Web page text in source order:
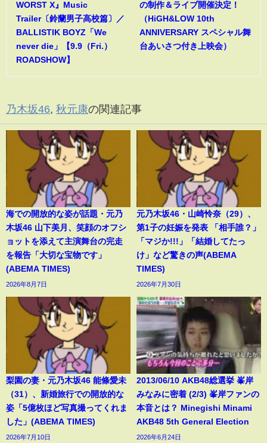
WORST X』Music
Trailer〔鈴蘭男子高校篇〕／
BALLISTIK BOYZ「We
never die」【9.9（Fri.）
ROADSHOW】
の制作＆ライブ開催決定！
（HiGH&LOW 10th
ANNIVERSARY スペシャル舞
台あいさつ付き上映会）
乃木坂46, 秋元康の関連記事
海での開放的な姿が話題・元乃
木坂46 山下美月、笑顔のオフシ
ョットを添えて主演舞台の完走
を報告「大切な宝物です」
(ABEMA TIMES)
2026年8月7日
元乃木坂46・山崎怜奈（29）、
第1子の妊娠を発表 「相手誰？」
「マジか!!!」「結婚してたっ
け」など驚きの声(ABEMA
TIMES)
2026年7月30日
梨園の妻・元乃木坂46 能條愛未
（31）、新婚旅行での開放的な
姿「5億枚ほど写真撮ってくれま
した」(ABEMA TIMES)
2026年7月10日
2013/06/10 AKB48総選挙 峯岸
みなみに密着 (2/3) 峯岸ファンの
本音とは？ Minegishi Minami
AKB48 5th General Election
2026年6月24日